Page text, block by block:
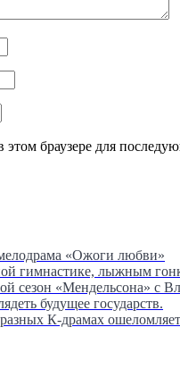
этом браузере для
«Ожоги любви»
гимнастике, лыжным
сезон «Мендельсона» с
будущее государств.
К-драмах